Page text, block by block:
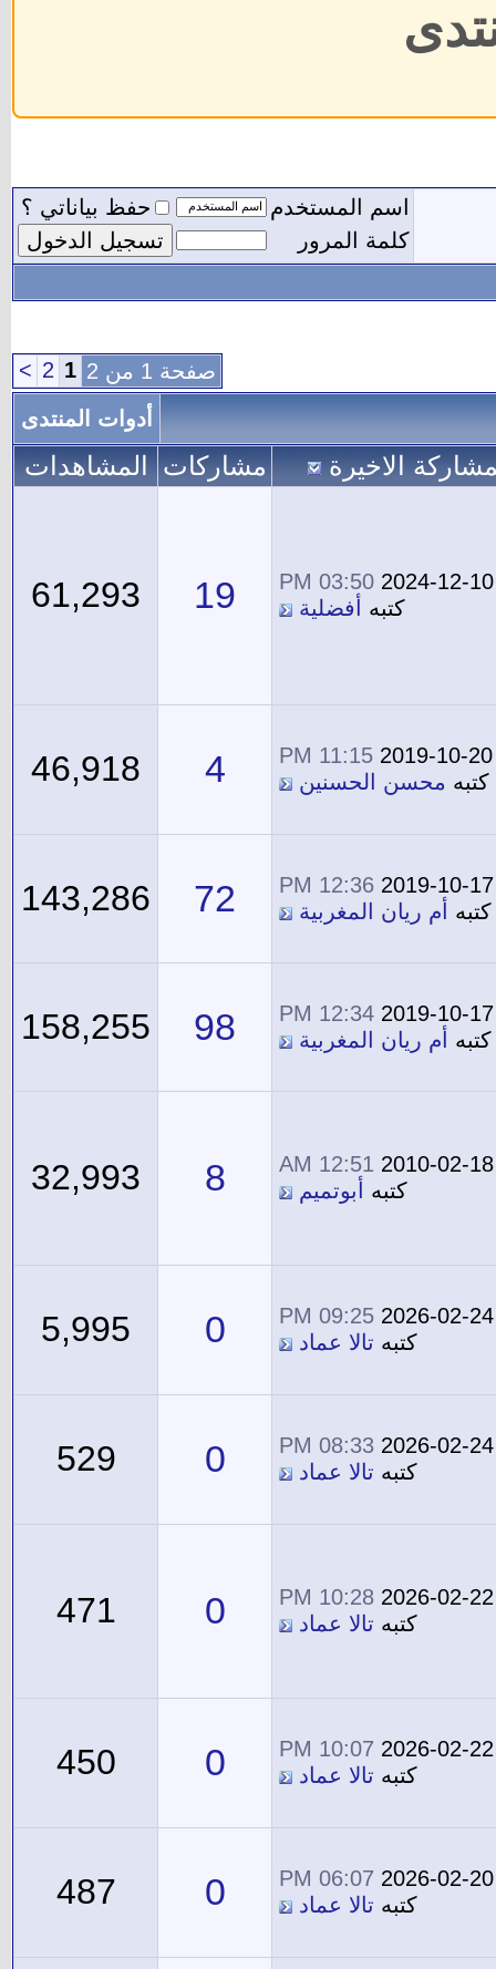
اسم المستخدم
حفظ بياناتي ؟
كلمة المرور
صفحة 1 من 2 1
2
>
أدوات المنتدى
الاخيرة مشاركات المشاهدات
2024-12-10
03:50 PM
كتبه
أفضلية 19
61,293
2019-10-20
11:15 PM
كتبه محسن الحسنين 4
46,918
2019-10-17
12:36 PM
كتبه
أم ريان المغربية 72
143,286
2019-10-17
12:34 PM
كتبه
أم ريان المغربية 98
158,255
2010-02-18
12:51 AM
كتبه
أبوتميم 8
32,993
2026-02-24
09:25 PM
كتبه تالا عماد 0
5,995
2026-02-24
08:33 PM
كتبه تالا عماد 0
529
2026-02-22
10:28 PM
كتبه تالا عماد 0
471
2026-02-22
10:07 PM
كتبه تالا عماد 0
450
2026-02-20
06:07 PM
كتبه تالا عماد 0
487